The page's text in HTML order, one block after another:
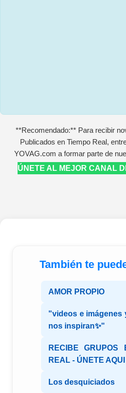
**Recomendado:** Para recibir
Publicados en Tiempo Real,
YOVAG.com a formar parte de
ÚNETE AL MEJOR CANAL
También te
AMOR PROPIO
"videos e imágenes
nos inspiran✨"
RECIBE GRUPOS
REAL - ÚNETE
Los desquiciados